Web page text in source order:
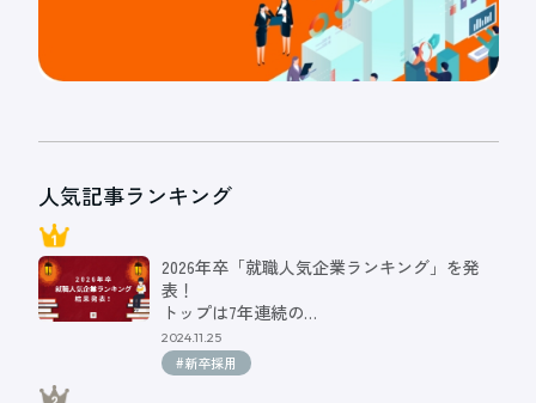
人気記事ランキング
2026年卒「就職人気企業ランキング」を発
表！
トップは7年連続の…
2024.11.25
#新卒採用